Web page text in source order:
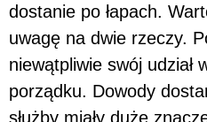
dostanie po łapach.
uwagę na dwie rzeczy.
niewątpliwie swój udział
porządku. Dowody
służby miały duże